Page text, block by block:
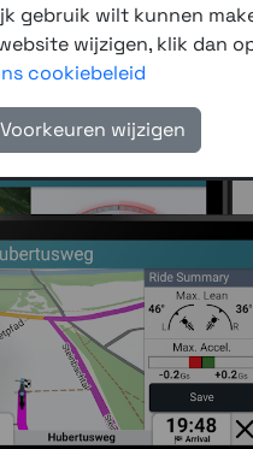
gebruik wilt kunnen
wijzigen, klik dan
cookiebeleid
Voorkeuren wijzigen